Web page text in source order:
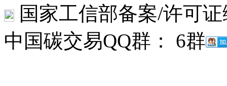
国家工信部备案/许可
中国碳交易QQ群： 6群